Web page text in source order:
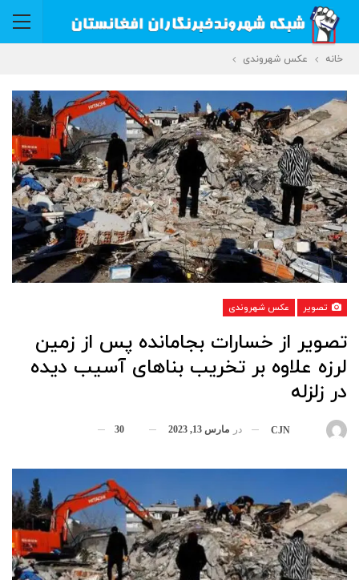
خانه عکس شهروندی
تصویر عکس شهروندی
تصویر از خسارات بجامانده پس از زمین
لرزه علاوه بر تخریب بناهای آسیب دیده
در زلزله
CJN در مارس 13, 2023 30